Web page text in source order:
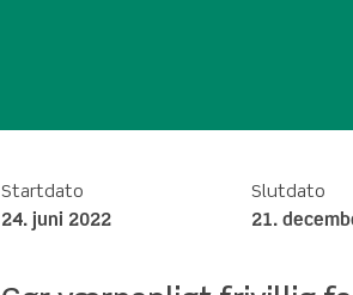
Startdato
24. juni 2022
Slutdato
21.